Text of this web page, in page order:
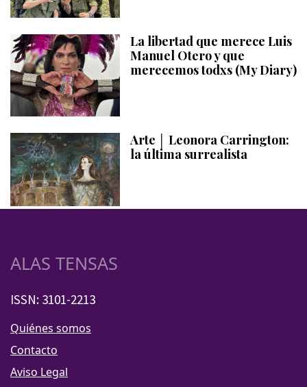
La libertad que merece Luis
Manuel Otero y que
merecemos todxs (My Diary)
Arte │ Leonora Carrington:
la última surrealista
ALAS TENSAS
ISSN: 3101-2213
Quiénes somos
Contacto
Aviso Legal